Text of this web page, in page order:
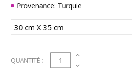
Provenance: Turquie
QUANTITÉ : 1